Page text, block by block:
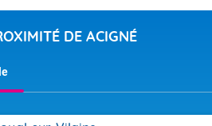
Pour la
Tendance
DE ACIGNÉ
Aujourd'hui
Risque
Sur le Sud-